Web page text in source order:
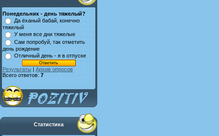
Понедельник - день тяжелый?
Да ёханый бабай, конечно
тяжелый
У меня все дни тяжелые
Сам попробуй, так отметить
день рождение
Отличный день - я в отпуске
Результаты | Архив опросов
Всего ответов: 7
Статистика